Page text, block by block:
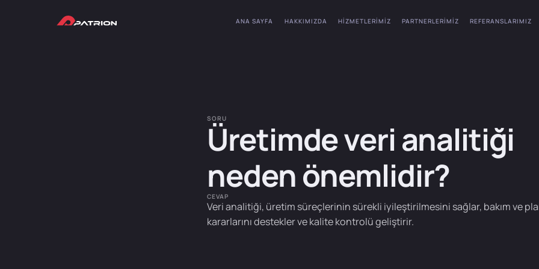
ANA SAYFA HAKKIMIZDA HIZMETLERIMIZ PARTNERLERIMIZ REFERANSLARIMIZ
SORU
Üretimde veri analitiği
neden önemlidir?
CEVAP
Veri analitiği, üretim süreçlerinin sürekli iyileştirilmesini sağlar, bakım ve
kararlarını destekler ve kalite kontrolü geliştirir.